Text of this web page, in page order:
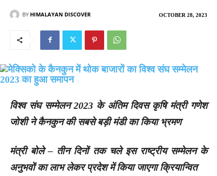
OCTOBER 28, 2023
BY HIMALAYAN DISCOVER
विश्व संघ सम्मेलन 2023 के अंतिम दिवस कृषि मंत्री गणेश
जोशी ने कैनकुन की सबसे बड़ी मंडी का किया भ्रमण
मंत्री बोले – तीन दिनों तक चले इस राष्ट्रीय सम्मेलन के
अनुभवों का लाभ लेकर प्रदेश में किया जाएगा क्रियान्वित